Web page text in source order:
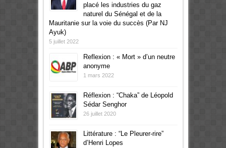
placé les industries du gaz
naturel du Sénégal et de la
Mauritanie sur la voie du succès (Par NJ
Ayuk)
5 juillet 2022
Reflexion : « Mort » d’un neutre
anonyme
1 mars 2022
Réflexion : “Chaka” de Léopold
Sédar Senghor
26 juillet 2020
Littérature : “Le Pleurer-rire”
d’Henri Lopes